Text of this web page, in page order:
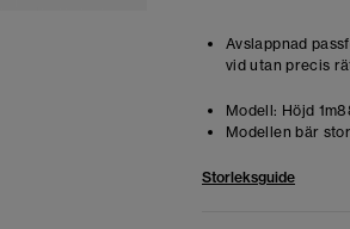
Avslappnad
vid utan precis
Modell: Höjd
Modellen bär
Storleksguide